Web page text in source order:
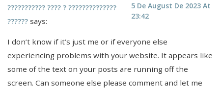
??????????? ???? ? ??????????????
?????? says:
5 De August De 2023 At
23:42
I don’t know if it’s just me or if everyone else
experiencing problems with your website. It appears like
some of the text on your posts are running off the
screen. Can someone else please comment and let me